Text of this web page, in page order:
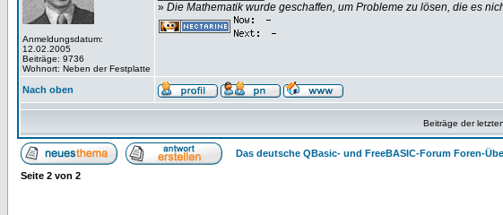
Anmeldungsdatum:
12.02.2005
Beiträge: 9736
Wohnort: Neben der Festplatte
» Die Mathematik wurde geschaffen, um Probleme zu lösen, die es
Nach oben
Beiträge der
Das deutsche QBasic- und FreeBASIC-Forum Foren-
Seite 2 von 2